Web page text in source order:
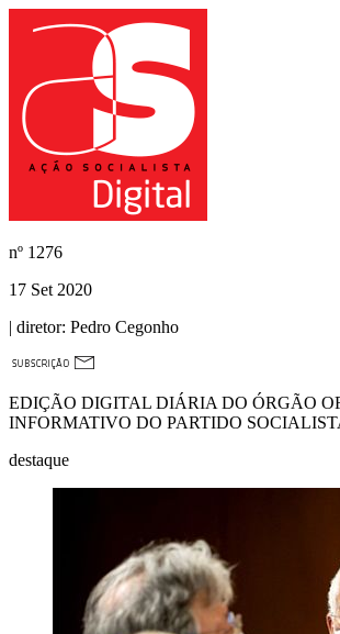
nº 1276
17 Set 2020
| diretor: Pedro Cegonho
EDIÇÃO DIGITAL DIÁRIA DO ÓRGÃO
INFORMATIVO DO PARTIDO
destaque